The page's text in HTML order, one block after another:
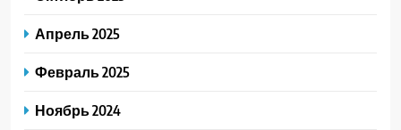
Апрель 2025
Февраль 2025
Ноябрь 2024